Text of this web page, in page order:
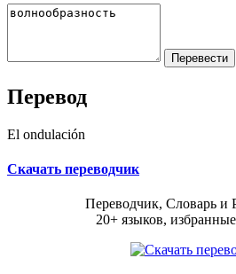
Перевод
El ondulación
Скачать переводчик
Переводчик, Словарь и
20+ языков,